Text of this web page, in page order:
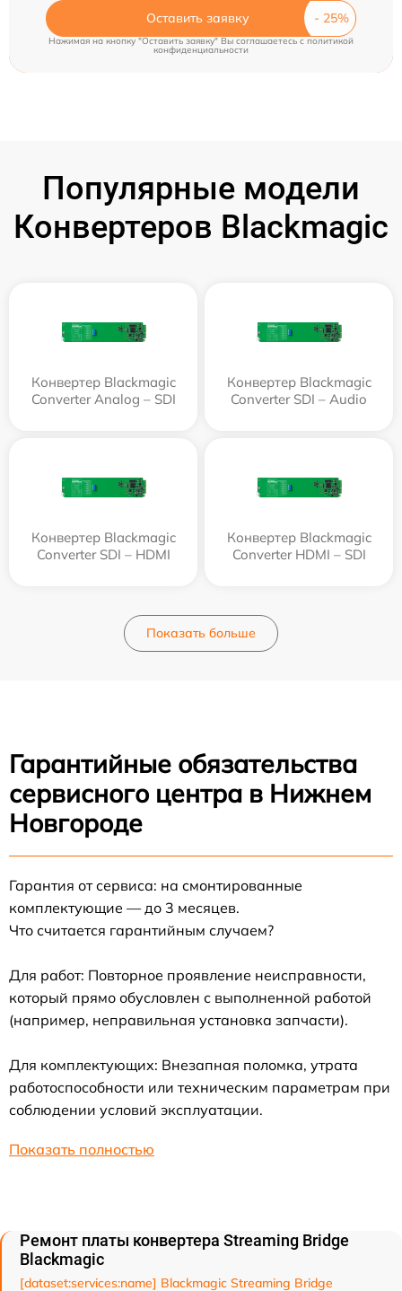
Оставить заявку
Нажимая на кнопку "Оставить заявку" Вы соглашаетесь cполитикой
конфиденциальности
Популярные модели
Конвертеров Blackmagic
Конвертер Blackmagic
Converter Analog – SDI
Конвертер Blackmagic
Converter SDI – Audio
Конвертер Blackmagic
Converter SDI – HDMI
Конвертер Blackmagic
Converter HDMI – SDI
Показать больше
Гарантийные обязательства
сервисного центра в Нижнем
Новгороде
Гарантия от сервиса: на смонтированные
комплектующие — до 3 месяцев.
Что считается гарантийным случаем?
Для работ: Повторное проявление неисправности,
который прямо обусловлен с выполненной работой
(например, неправильная установка запчасти).
Для комплектующих: Внезапная поломка, утрата
работоспособности или техническим параметрам при
соблюдении условий эксплуатации.
Показать полностью
Ремонт платы конвертера Streaming Bridge
Blackmagic
[dataset:services:name] Blackmagic Streaming Bridge